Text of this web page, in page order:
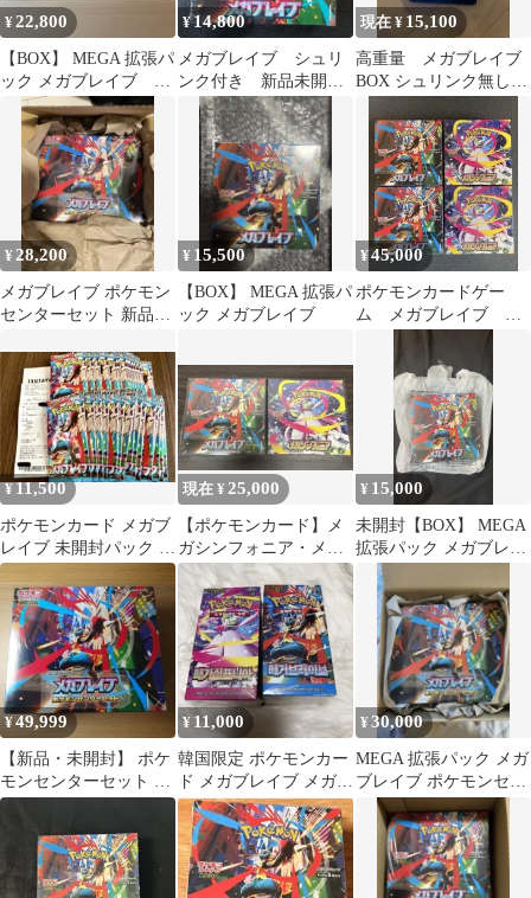
¥22,800
【BOX】 MEGA 拡張パ
ック メガブレイブ メ
ガシンフォニア セッ
¥14,800
メガブレイブ シュリ
ンク付き 新品未開
封 1BOX
現在 ¥ 15,100
高重量 メガブレイブ
BOX シュリンク無し
¥ 28,200
メガブレイブ ポケモン
センターセット 新品未
¥ 15,500
【BOX】 MEGA 拡張パ
ック メガブレイブ
¥45,000
ポケモンカードゲー
ム メガブレイブ メ
2BOX【シュリンク付】
¥11,500
ポケモンカード メガブ
レイブ 未開封パック 23
パック 上部カットあり
現在 ¥25,000
【ポケモンカード】メ
ガシンフォニア・メガ
ブレイブ（未開封・シ
ュリンク付き）
¥ 15,000
未開封【BOX】 MEGA
拡張パック メガブレイ
ブシュリンク付き ヨド
バシ産
¥49,999
【新品・未開封】 ポケ
モンセンターセット メ
ガブレイブ BOX シュ
¥ 11,000
韓国限定 ポケモンカー
ド メガブレイブ メガシ
ンフォニア BOX ２つ
セット
¥30,000
MEGA 拡張パック メガ
ブレイブ ポケモンセン
ターセット 新品未開封